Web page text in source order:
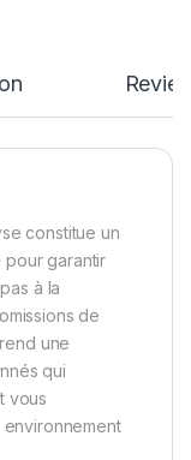
constitue un
garantir
à la
de
une
qui
vous